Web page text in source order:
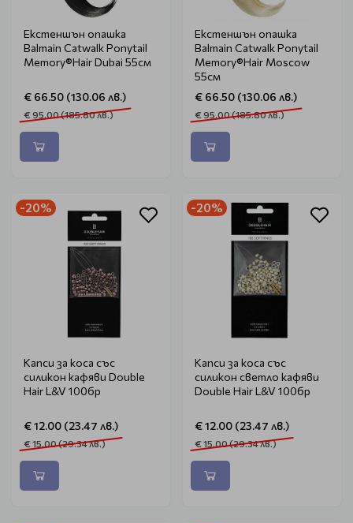
Екстеншън опашка
Balmain Catwalk Ponytail
Memory®Hair Dubai 55см
€ 66.50 (130.06 лв.)
€ 95.00 (185.80 лв.)
Екстеншън опашка
Balmain Catwalk Ponytail
Memory®Hair Moscow
55см
€ 66.50 (130.06 лв.)
€ 95.00 (185.80 лв.)
-20%
Капси за коса със
силикон кафяви Double
Hair L&V 100бр
€ 12.00 (23.47 лв.)
€ 15.00 (29.34 лв.)
-20%
Капси за коса със
силикон светло кафяви
Double Hair L&V 100бр
€ 12.00 (23.47 лв.)
€ 15.00 (29.34 лв.)